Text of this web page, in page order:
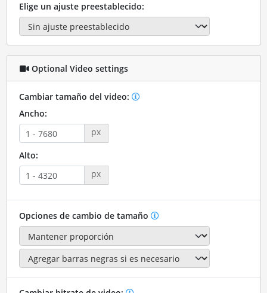
Elige un ajuste preestablecido:
Optional Video settings
Cambiar tamaño del video:
Ancho:
px
Alto:
px
Opciones de cambio de tamaño